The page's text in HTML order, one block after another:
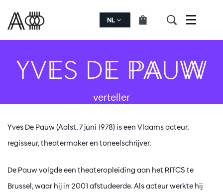
NL Menu
YVES DE PAUW
verteller
Yves De Pauw (Aalst, 7 juni 1978) is een Vlaams acteur,
regisseur, theatermaker en toneelschrijver.
De Pauw volgde een theateropleiding aan het RITCS te
Brussel, waar hij in 2001 afstudeerde. Als acteur werkte hij